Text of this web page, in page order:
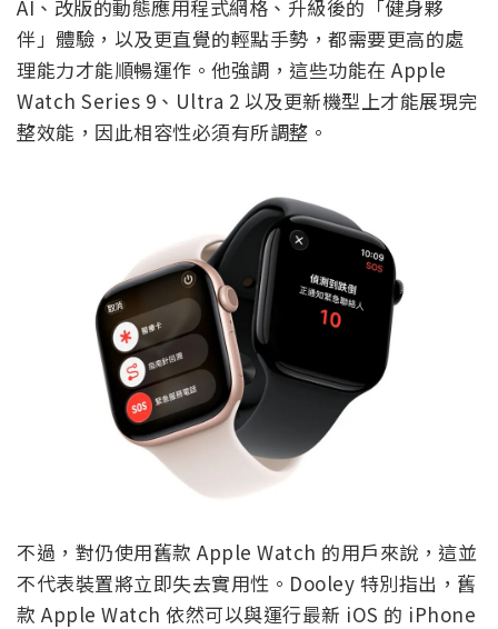
AI、改版的動態應用程式網格、升級後的「健身夥
伴」體驗，以及更直覺的輕點手勢，都需要更高的處
理能力才能順暢運作。他強調，這些功能在 Apple
Watch Series 9、Ultra 2 以及更新機型上才能展現完
整效能，因此相容性必須有所調整。
不過，對仍使用舊款 Apple Watch 的用戶來說，這並
不代表裝置將立即失去實用性。Dooley 特別指出，舊
款 Apple Watch 依然可以與運行最新 iOS 的 iPhone